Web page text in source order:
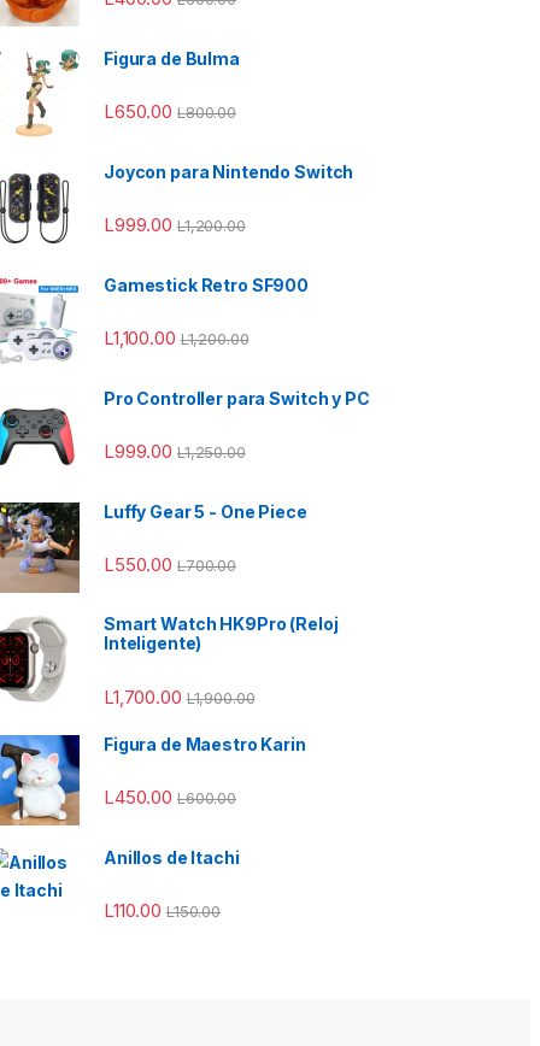
hasta L850.00
hasta L950.00
Figura de Bulma
L650.00 L800.00
Joycon para Nintendo Switch
L999.00 L1,200.00
Gamestick Retro SF900
L1,100.00 L1,200.00
Pro Controller para Switch y PC
L999.00 L1,250.00
Luffy Gear 5 - One Piece
L550.00 L700.00
Smart Watch HK9Pro (Reloj
Inteligente)
L1,700.00 L1,900.00
Figura de Maestro Karin
L450.00 L600.00
Anillos de Itachi
L110.00 L150.00